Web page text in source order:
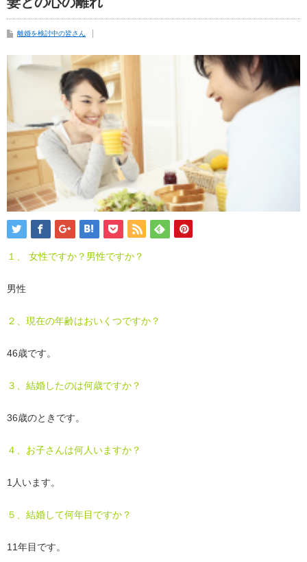
離婚を検討中の皆さん
１、 女性ですか？男性ですか？
男性
２、現在の年齢はおいくつですか？
46歳です。
３、結婚したのは何歳ですか？
36歳のときです。
４、お子さんは何人いますか？
1人います。
５、結婚して何年目ですか？
11年目です。